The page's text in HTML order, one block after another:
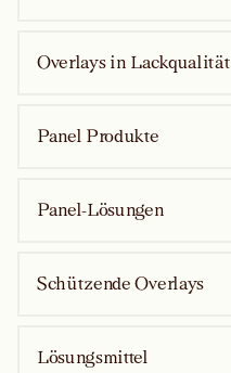
Overlays in Lackqualität
Panel Produkte
Panel-Lösungen
Schützende Overlays
Lösungsmittel